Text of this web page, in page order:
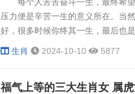
压力便是辛苦一生的意义所在。当
好，很多时候你终其一生，最后也
错。下面，我们就来看看晚年享
良缘。当然，在结...
生肖 2024-10-10 5877
福气上等的三大生肖女 属